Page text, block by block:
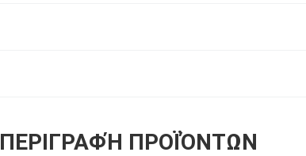
ΠΕΡΙΓΡΑΦΉ ΠΡΟΪΌΝΤΩΝ